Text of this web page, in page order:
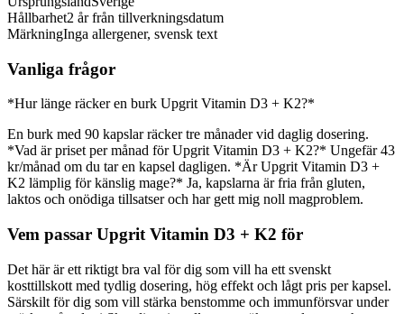
Hållbarhet2 år från tillverkningsdatum
MärkningInga allergener, svensk text
Vanliga frågor
*Hur länge räcker en burk Upgrit Vitamin D3 + K2?*
En burk med 90 kapslar räcker tre månader vid daglig dosering.
*Vad är priset per månad för Upgrit Vitamin D3 + K2?* Ungefär 43
kr/månad om du tar en kapsel dagligen. *Är Upgrit Vitamin D3 +
K2 lämplig för känslig mage?* Ja, kapslarna är fria från gluten,
laktos och onödiga tillsatser och har gett mig noll magproblem.
Vem passar Upgrit Vitamin D3 + K2 för
Det här är ett riktigt bra val för dig som vill ha ett svenskt
kosttillskott med tydlig dosering, hög effekt och lågt pris per kapsel.
Särskilt för dig som vill stärka benstomme och immunförsvar under